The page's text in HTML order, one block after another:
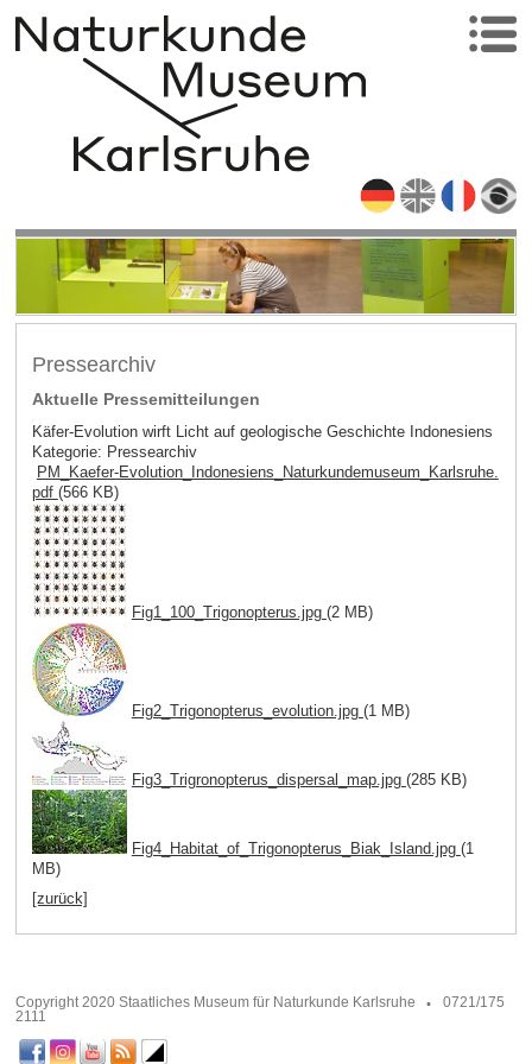
Pressearchiv
Aktuelle Pressemitteilungen
Käfer-Evolution wirft Licht auf geologische Geschichte Indonesiens
Kategorie: Pressearchiv
PM_Kaefer-Evolution_Indonesiens_Naturkundemuseum_Karlsruhe.
pdf (566 KB)
Fig1_100_Trigonopterus.jpg (2 MB)
Fig2_Trigonopterus_evolution.jpg (1 MB)
Fig3_Trigronopterus_dispersal_map.jpg (285 KB)
Fig4_Habitat_of_Trigonopterus_Biak_Island.jpg (1
MB)
[zurück]
Copyright 2020 Staatliches Museum für Naturkunde Karlsruhe
0721/175
2111